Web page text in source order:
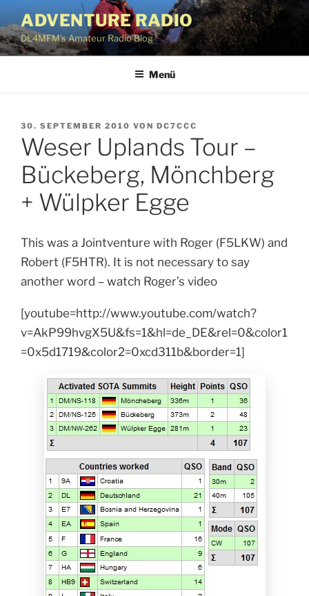
Inhalt
springen
ADVENTURE RADIO
DL4MFM's Amateur Radio Blog
Menü
VERÖFFENTLICHT
AM
30. SEPTEMBER 2010 VON DC7CCC
Weser Uplands Tour –
Bückeberg, Mönchberg
+ Wülpker Egge
This was a Jointventure with Roger (F5LKW) and
Robert (F5HTR). It is not necessary to say
another word – watch Roger’s video
[youtube=http://www.youtube.com/watch?
v=AkP99hvgX5U&fs=1&hl=de_DE&rel=0&color1
=0x5d1719&color2=0xcd311b&border=1]